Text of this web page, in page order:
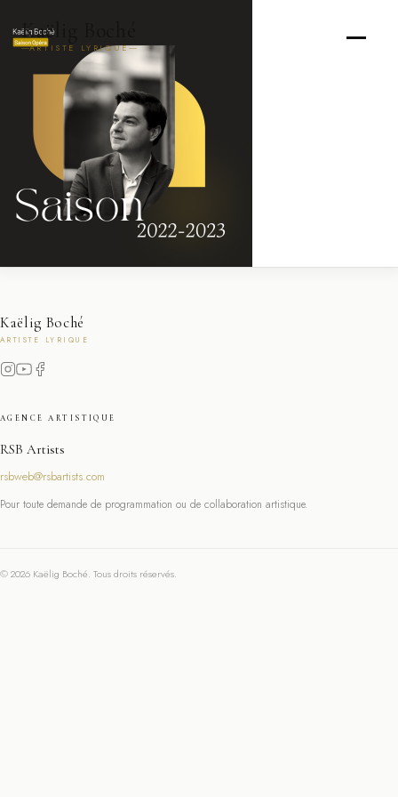
Kaëlig Boché
ARTISTE LYRIQUE
Kaëlig Boché
ARTISTE LYRIQUE
AGENCE ARTISTIQUE
RSB Artists
rsbweb@rsbartists.com
Pour toute demande de programmation ou de collaboration artistique.
© 2026 Kaëlig Boché. Tous droits réservés.